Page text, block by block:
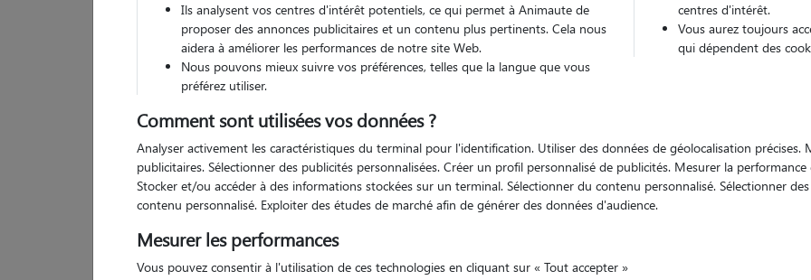
1 avis)
5/5
1 animal
Ils analysent vos centres d'intérêt potentiels, ce qui permet à Animaute de
proposer des annonces publicitaires et un contenu plus pertinents. Cela nous
aidera à améliorer les performances de notre site Web.
Nous pouvons mieux suivre vos préférences, telles que la langue que vous
préférez utiliser.
centres d'intérêt.
Vous aurez toujours
qui dépendent des
Comment sont utilisées vos données ?
Analyser activement les caractéristiques du terminal pour l'identification. Utiliser des données de géolocalisation précises.
publicitaires. Sélectionner des publicités personnalisées. Créer un profil personnalisé de publicités. Mesurer la
Stocker et/ou accéder à des informations stockées sur un terminal. Sélectionner du contenu personnalisé. Sélectionner
contenu personnalisé. Exploiter des études de marché afin de générer des données d'audience.
Mesurer les performances
Vous pouvez consentir à l'utilisation de ces technologies en cliquant sur « Tout accepter »